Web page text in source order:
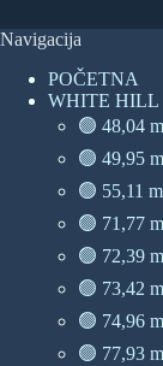
Navigacija
POČETNA
WHITE HILL
🟢 48,04
🟢 49,95
🟢 55,11
🟢 71,77
🟢 72,39
🟢 73,42
🟢 74,96
🟢 77,93